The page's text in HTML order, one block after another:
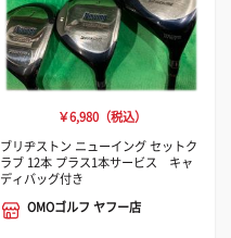
￥6,980（税込）
ブリヂストン ニューイング セットク
ラブ 12本 プラス1本サービス キャ
ディバッグ付き
OMOゴルフ ヤフー店